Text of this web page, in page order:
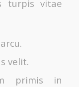
turpis vitae
velit.
primis in